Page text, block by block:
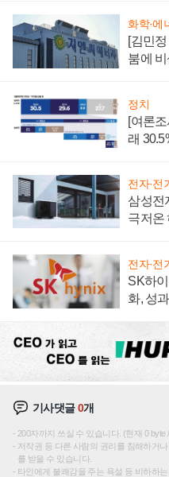
화학·에
[김민
붐에
정치
[여론
래
전자·전
삼성전
극저온
전자·전
SK하
화, 성
기사댓글0개
200자까지 쓰실 수 있습니다. (현재 0 byte
저작권 등 다른 사람의 권리를 침해하거
를 받을 수 있습니다.
타인에게 불쾌감을 주는 욕설 등 비하하